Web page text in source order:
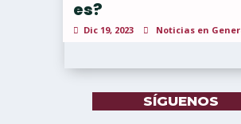
es?
Dic 19, 2023 Noticias en
SÍGUENOS